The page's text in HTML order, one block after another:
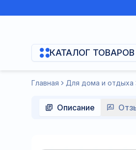
КАТАЛОГ ТОВАРОВ
Главная Для дома и отдыха
Описание